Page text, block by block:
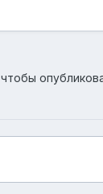
, чтобы